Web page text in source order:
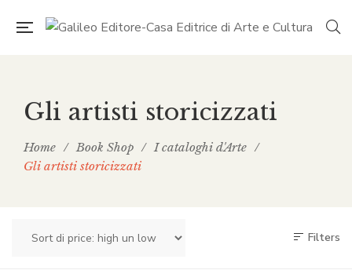
Gli artisti storicizzati
Home / Book Shop / I cataloghi d'Arte /
Gli artisti storicizzati
Filters